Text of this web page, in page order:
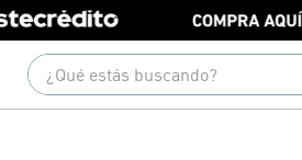
¿Qué estás buscando?